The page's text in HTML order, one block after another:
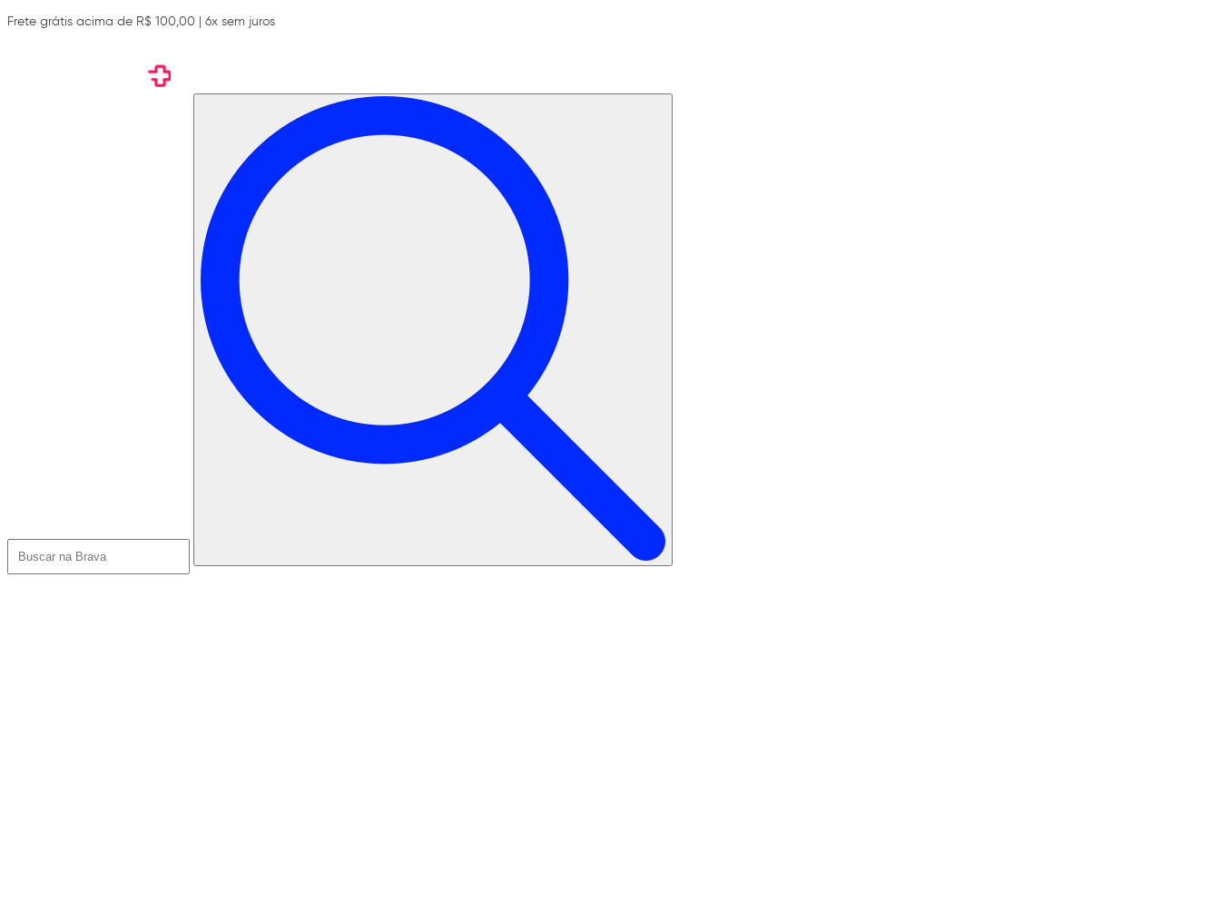
Frete grátis acima de R$ 100,00 | 6x sem juros